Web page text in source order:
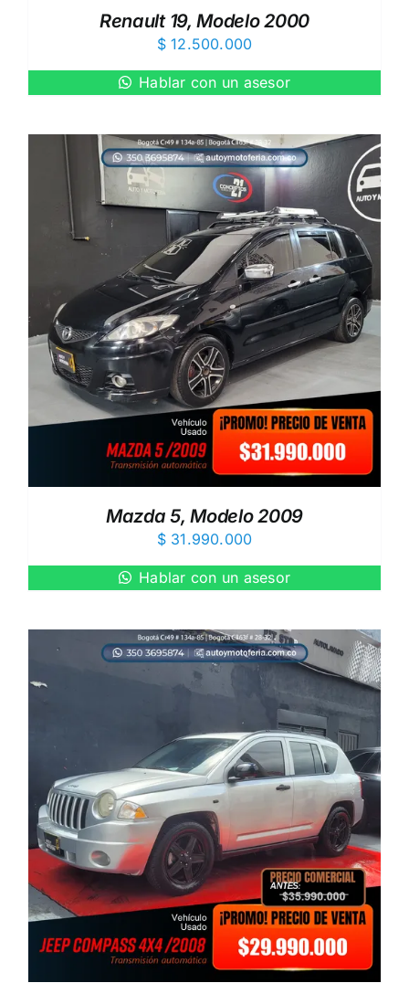
Renault 19, Modelo 2000
$12.500.000
Hablar con un asesor
Mazda 5, Modelo 2009
$31.990.000
Hablar con un asesor